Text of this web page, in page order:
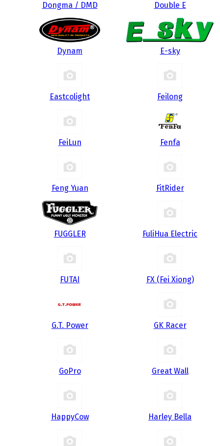
Dongma / DMD Double E
Dynam E-sky
Eastcolight Feilong
FeiLun Fenfa
Feng Yuan FitRider
FUGGLER FuliHua Electric
FUTAI FX (Fei Xiong)
G.T. Power GK Racer
GoPro Great Wall
HappyCow Harley Bella